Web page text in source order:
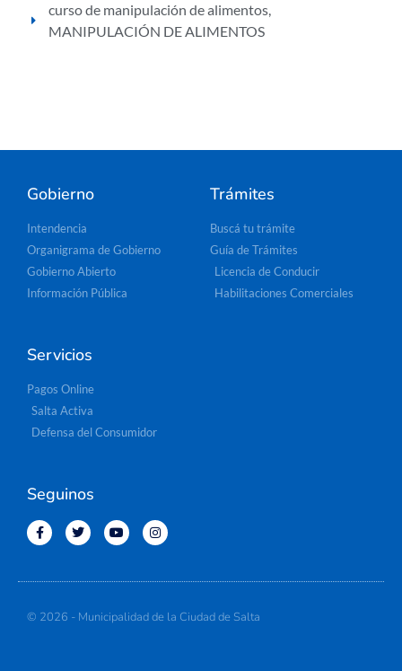
curso de manipulación de alimentos,
MANIPULACIÓN DE ALIMENTOS
Gobierno
Intendencia
Organigrama de Gobierno
Gobierno Abierto
Información Pública
Trámites
Buscá tu trámite
Guía de Trámites
Licencia de Conducir
Habilitaciones Comerciales
Servicios
Pagos Online
Salta Activa
Defensa del Consumidor
Seguinos
© 2026 - Municipalidad de la Ciudad de Salta